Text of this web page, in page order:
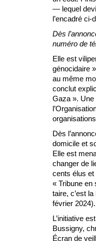
— lequel
l’encadré ci-
Dès
numéro de
Elle est
génocidaire
au même
conclut
Gaza ». Une
Dès
domicile et
Elle est
changer de
cents élus et
« Tribune en
taire, c’est
février 2024).
L’initiative
Bussigny,
Écran de